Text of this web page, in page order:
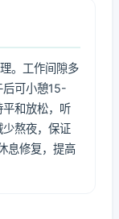
。工作间隙多
后可小憩15-
和放松，听
熬夜，保证
息修复，提高